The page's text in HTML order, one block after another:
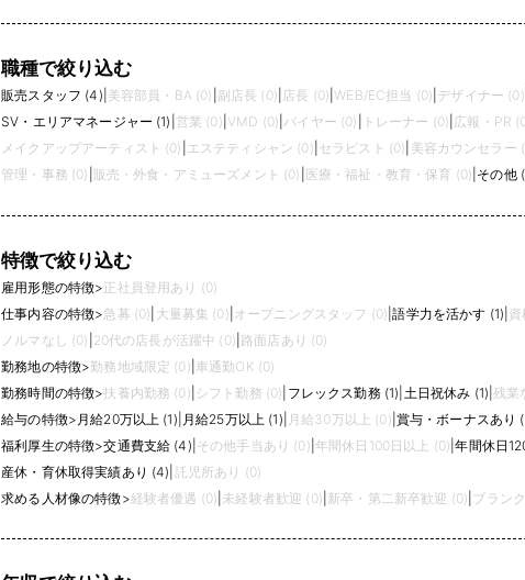
職種で絞り込む
販売スタッフ (4) 美容部員・BA (0) 副店長 (0) 店長 (0) WEB/EC担当 (0) デザイナー (0)
SV・エリアマネージャー (1) 営業 (0) VMD (0) |バイヤー (0) トレーナー (0) 広報・PR
メイクアップアーティスト (0) エステティシャン (0) セラピスト (0) 美容カウンセラー
管理・事務 (0) 販売・外食・アミューズメント (0) 医療・福祉・教育・保育 (0) その他
特徴で絞り込む
雇用形態の特徴>正社員登用あり (0)
仕事内容の特徴>急募 (0) 大量募集 (0) オープニングスタッフ (0) |語学力を活かす (1)
ノルマなし (0) 20代の店長が活躍中 (0) 路面店あり (0)
勤務地の特徴>勤務地域限定 (0) 車通勤OK (0)
勤務時間の特徴>扶養内勤務 (0) シフト勤務 (0) フレックス勤務 (1) 土日祝休み (1) |残業
給与の特徴> 月給20万以上 (1) 月給25万以上 (1) 月給30万以上 (0) 賞与・ボーナスあり
福利厚生の特徴>交通費支給 (4) その他手当あり (0) 年間休日100日以上 (0) |年間休日
産休・育休取得実績あり (4) 託児所あり (0)
求める人材像の特徴>経験者優遇 (0) 未経験者歓迎 (0) 新卒・第二新卒歓迎 (0) ブラン